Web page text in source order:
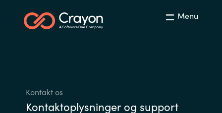
Menu
Kontakt os
Kontaktoplysninger og support